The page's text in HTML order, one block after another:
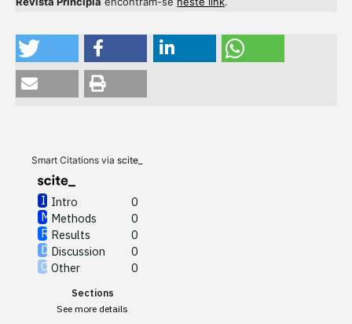
Smart Citations via scite_
Intro
0
Methods
0
Results
0
Discussion
0
Other
0
Sections
See more details